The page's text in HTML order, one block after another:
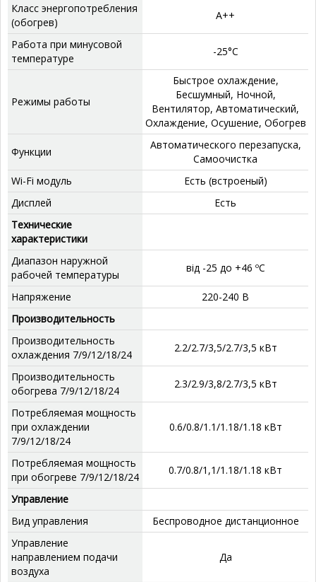
Класс энергопотребления
(обогрев)
А++
Работа при минусовой
температуре
‎-25°C
Режимы работы
‎Быстрое охлаждение,
Бесшумный, Ночной,
Вентилятор, Автоматический,
Охлаждение, Осушение, Обогрев
Функции
‎Автоматического перезапуска,
Самоочистка
Wi-Fi модуль
Есть (встроеный)
Дисплей
‎Есть
Технические
характеристики
Диапазон наружной
рабочей температуры
від -25 до +46 ºС
Напряжение
220-240 В
Производительность
Производительность
охлаждения 7/9/12/18/24
2.2/2.7/3,5/2.7/3,5 кВт
Производительность
обогрева 7/9/12/18/24
2.3/2.9/3,8/2.7/3,5 кВт
Потребляемая мощность
при охлаждении
7/9/12/18/24
0.6/0.8/1.1/1.18/1.18 кВт
Потребляемая мощность
при обогреве 7/9/12/18/24
0.7/0.8/1,1/1.18/1.18 кВт
Управление
Вид управления
Беспроводное дистанционное
Управление
направлением подачи
воздуха
Да